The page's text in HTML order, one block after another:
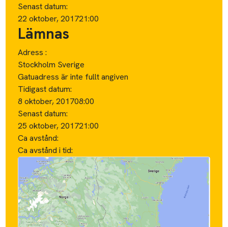
Senast datum:
22 oktober, 201721:00
Lämnas
Adress :
Stockholm Sverige
Gatuadress är inte fullt angiven
Tidigast datum:
8 oktober, 201708:00
Senast datum:
25 oktober, 201721:00
Ca avstånd:
Ca avstånd i tid: